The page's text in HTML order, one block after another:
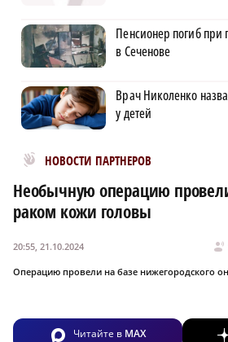
Пенсионер погиб
в Сеченове
Врач Николенко
у детей
НОВОСТИ ПАРТНЕРОВ
Новости МирТесен
Необычную операцию
раком кожи головы
20:55, 21.10.2024
Операцию провели на базе нижегородского
Читайте в MAX